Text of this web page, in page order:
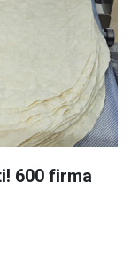
600 firma